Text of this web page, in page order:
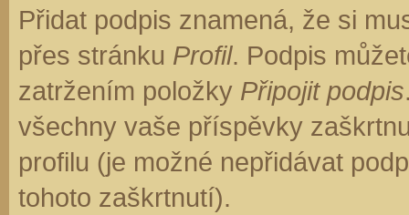
Přidat podpis znamená, že si
přes stránku Profil. Podpis
zatržením položky Připojit podpis
všechny vaše příspěvky
profilu (je možné nepřidávat
tohoto zaškrtnutí).